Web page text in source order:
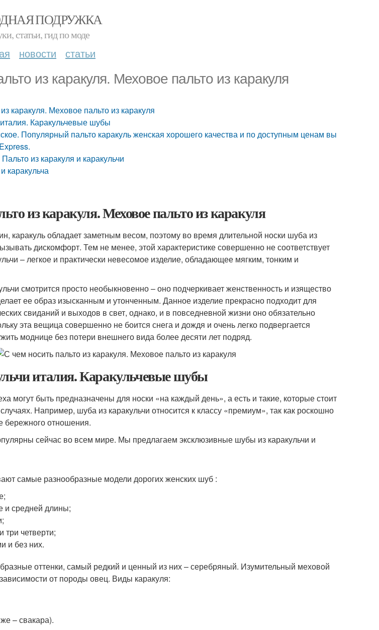
ПОДРУЖКА
статьи, гид по моде
новости статьи
из каракуля. Меховое пальто из каракуля
каракуля. Меховое пальто из каракуля
Каракульчевые шубы
Популярный пальто каракуль женская хорошего качества и по доступным ценам вы
из каракуля и каракульчи
каракульча
из каракуля. Меховое пальто из каракуля
каракуль обладает заметным весом, поэтому во время длительной носки шуба из
дискомфорт. Тем не менее, этой характеристике совершенно не соответствует
– легкое и практически невесомое изделие, обладающее мягким, тонким и
смотрится просто необыкновенно – оно подчеркивает женственность и изящество
ее образ изысканным и утонченным. Данное изделие прекрасно подходит для
свиданий и выходов в свет, однако, и в повседневной жизни оно обязательно
эта вещица совершенно не боится снега и дождя и очень легко подвергается
моднице без потери внешнего вида более десяти лет подряд.
италия. Каракульчевые шубы
могут быть предназначены для носки «на каждый день», а есть и такие, которые стоит
Например, шуба из каракульчи относится к классу «премиум», так как роскошно
бережного отношения.
сейчас во всем мире. Мы предлагаем эксклюзивные шубы из каракульчи и
самые разнообразные модели дорогих женских шуб :
и средней длины;
четверти;
и без них.
оттенки, самый редкий и ценный из них – серебряный. Изумительный меховой
от породы овец. Виды каракуля:
– свакара).